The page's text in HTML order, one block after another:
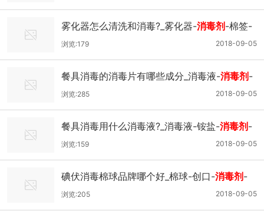
雾化器怎么清洗和消毒?_雾化器-消毒剂 -棉签-
2018-09-05
浏览:179
餐具消毒的消毒片有哪些成分_消毒液-消毒剂 -
置入-
2018-09-05
浏览:285
餐具消毒用什么消毒液?_消毒液-铵盐-消毒剂 -
2018-09-05
浏览:159
碘伏消毒棉球品牌哪个好_棉球-创口-消毒剂 -
2018-09-05
浏览:205